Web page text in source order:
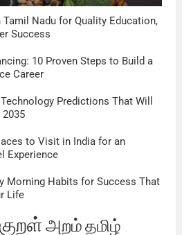
Nadu for Quality Education,
Success
10 Proven Steps to Build a
Career
Predictions That Will
2035
to Visit in India for an
Experience
Morning Habits for Success That
Life
அறம்தமிழ்